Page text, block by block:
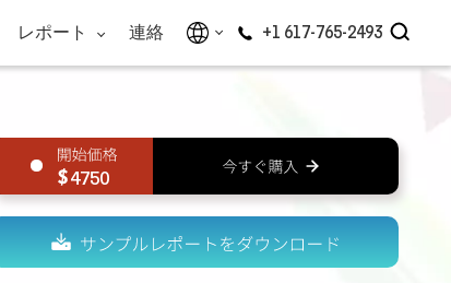
レポート 連絡 +1 617-765-2493
4750